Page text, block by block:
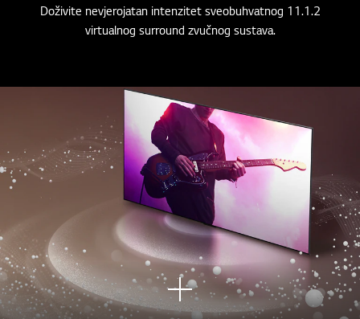
Doživite nevjerojatan intenzitet sveobuhvatnog 11.1.2
virtualnog surround zvučnog sustava.
Prik
aži